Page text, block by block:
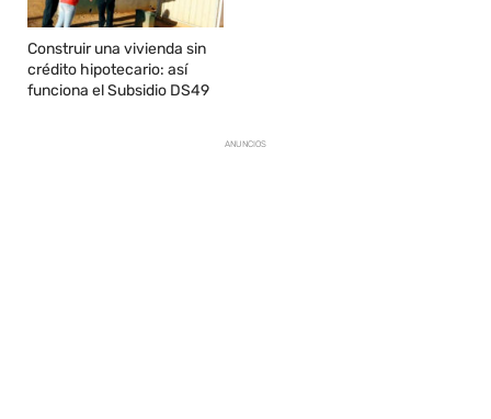
Construir una vivienda sin
crédito hipotecario: así
funciona el Subsidio DS49
ANUNCIOS